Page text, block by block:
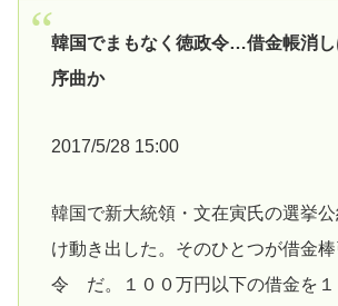
韓国でまもなく徳政令…借金帳消
序曲か
2017/5/28 15:00
韓国で新大統領・文在寅氏の選挙
け動き出した。そのひとつが借金
令 だ。１００万円以下の借金を１